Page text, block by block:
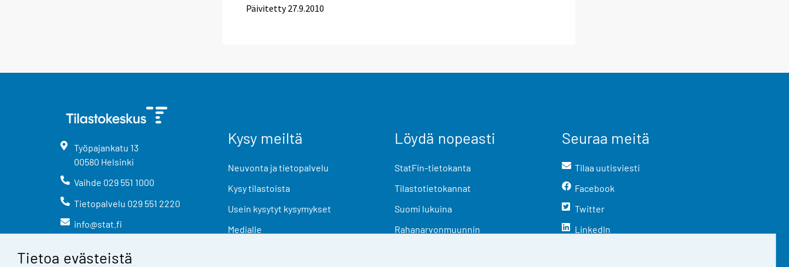
Tietoa evästeistä
Päivitetty27.9.2010
Työpajankatu 13
00580 Helsinki
Vaihde 029 551 1000
Tietopalvelu 029 551 2220
info@stat.fi
Kysy meiltä
Neuvonta ja tietopalvelu
Kysy tilastoista
Usein kysytyt kysymykset
Medialle
Löydä nopeasti
StatFin-tietokanta
Tilastotietokannat
Suomi lukuina
Rahanarvonmuunnin
Seuraa meitä
Tilaa uutisviesti
Facebook
Twitter
LinkedIn